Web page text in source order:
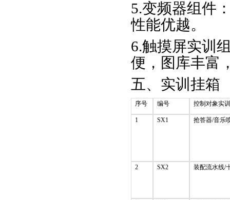
5.变频器组件
性能优越。
6.触摸屏实训
便，图库丰富
五、实训挂箱
序号 编号 控制对象实
1 SX1 抢答器/音乐
2 SX2 装配流水线/